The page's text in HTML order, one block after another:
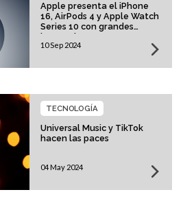
Apple presenta el iPhone
16, AirPods 4 y Apple Watch
Series 10 con grandes
innovaciones
10 Sep 2024
Universal Music y TikTok
hacen las paces
TECNOLOGÍA
04 May 2024